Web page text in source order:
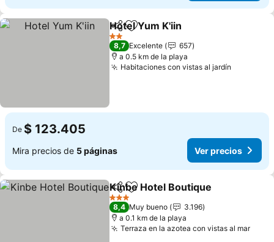
CompartirAgregar a favoritos
Hotel Yum K'iin
2 Estrellas
8,7 Excelente
657
a 0.5 km de la playa
Habitaciones con vistas al jardín
De $ 123.405
Mira precios de 5 páginas Ver precios
CompartirAgregar a favoritos
Kinbe Hotel Boutique
3 Estrellas
8,4 Muy bueno
3.196
a 0.1 km de la playa
Terraza en la azotea con vistas al marVer